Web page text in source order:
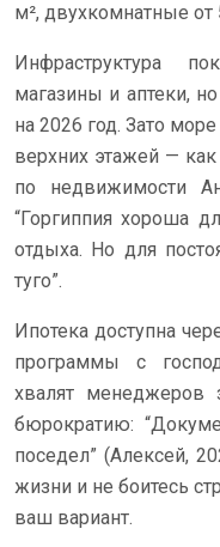
м², двухкомнатные от
Инфраструктура
магазины и аптеки,
на 2026 год. Зато
верхних этажей — как
по недвижимости
“Горгиппия хороша
отдыха. Но для
туго”.
Ипотека доступна
программы с
хвалят менеджеров
бюрократию:
поседел” (Алексей,
жизни и не боитесь
ваш вариант.